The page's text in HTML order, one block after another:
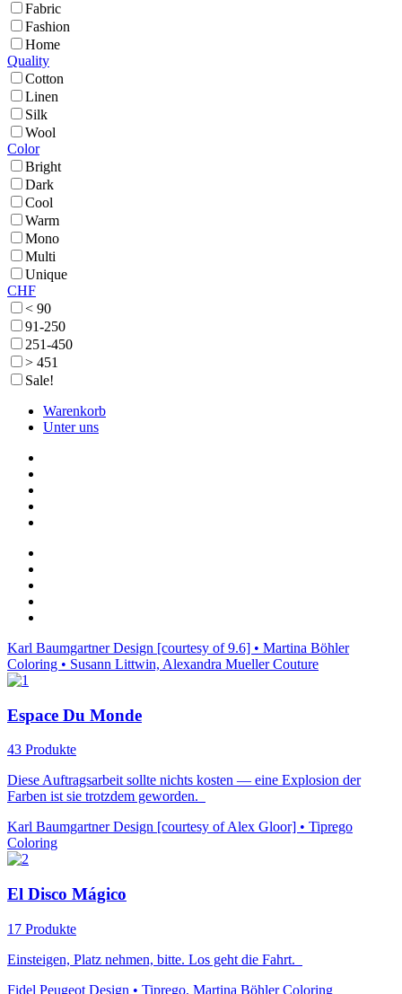
Fabric
Fashion
Home
Quality
Cotton
Linen
Silk
Wool
Color
Bright
Dark
Cool
Warm
Mono
Multi
Unique
CHF
< 90
91-250
251-450
> 451
Sale!
Warenkorb
Unter uns
Karl Baumgartner Design [courtesy of 9.6] • Martina Böhler
Coloring • Susann Littwin, Alexandra Mueller Couture
Espace Du Monde
43 Produkte
Diese Auftragsarbeit sollte nichts kosten — eine Explosion der
Farben ist sie trotzdem geworden.
Karl Baumgartner Design [courtesy of Alex Gloor] • Tiprego
Coloring
El Disco Mágico
17 Produkte
Einsteigen, Platz nehmen, bitte. Los geht die Fahrt.
Fidel Peugeot Design • Tiprego, Martina Böhler Coloring